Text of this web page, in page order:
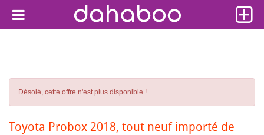
Désolé, cette offre n'est plus disponible !
Toyota Probox 2018, tout neuf importé de